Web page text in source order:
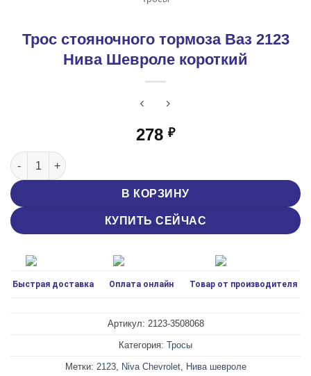
Трос стояночного тормоза Ваз 2123
Нива Шевроле короткий
278 ₽
Количество товара Трос стояночного тормоза Ваз 2123
В КОРЗИНУ
КУПИТЬ СЕЙЧАС
Быстрая доставка Оплата онлайн Товар от производителя
Артикул: 2123-3508068
Категория: Тросы
Метки: 2123, Niva Chevrolet, Нива шевроле